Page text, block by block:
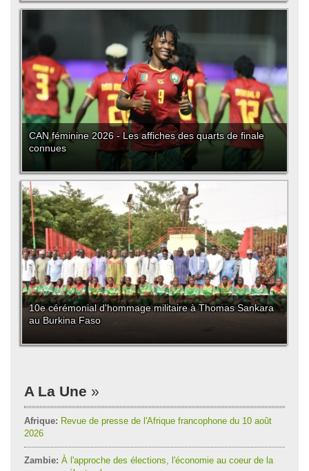
CAN féminine 2026 - Les affiches des quarts de finale
connues
10e cérémonial d'hommage militaire à Thomas Sankara
au Burkina Faso
A La Une
Afrique: Revue de presse de l'Afrique francophone du 10 août
2026
Zambie: À l'approche des élections, l'économie au coeur de la